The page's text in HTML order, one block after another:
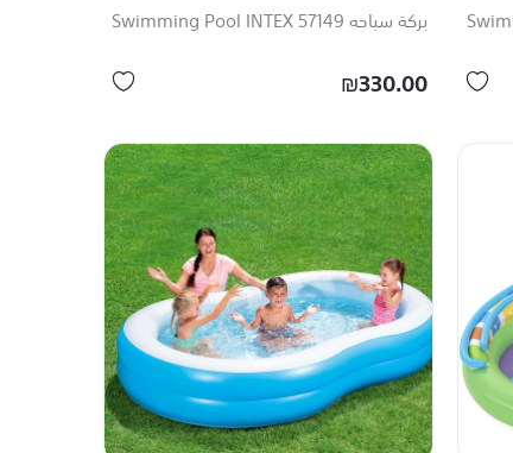
بركة سباحه 57149 Swimming Pool INTEX
₪330.00